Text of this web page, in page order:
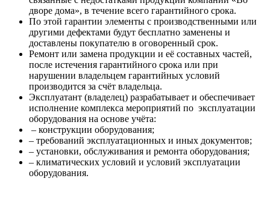
дворе дома», в течение всего гарантийного срока.
По этой гарантии элементы с производственными или
другими дефектами будут бесплатно заменены и
доставлены покупателю в оговоренный срок.
Ремонт или замена продукции и её составных частей,
после истечения гарантийного срока или при
нарушении владельцем гарантийных условий
производится за счёт владельца.
Эксплуатант (владелец) разрабатывает и обеспечивает
исполнение комплекса мероприятий по эксплуатации
оборудования на основе учёта:
– конструкции оборудования;
– требований эксплуатационных и иных документов;
– установки, обслуживания и ремонта оборудования;
– климатических условий и условий эксплуатации
оборудования.